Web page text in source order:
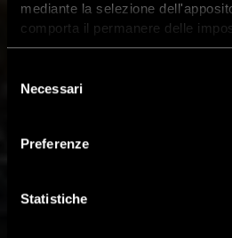
mediante la selezione
comporta il permanere delle
dunque la continuazione della
dei cookie attivi sul sito clicca
delNecessari
Preferenze
Statistiche
Libano: gli
colpiscono